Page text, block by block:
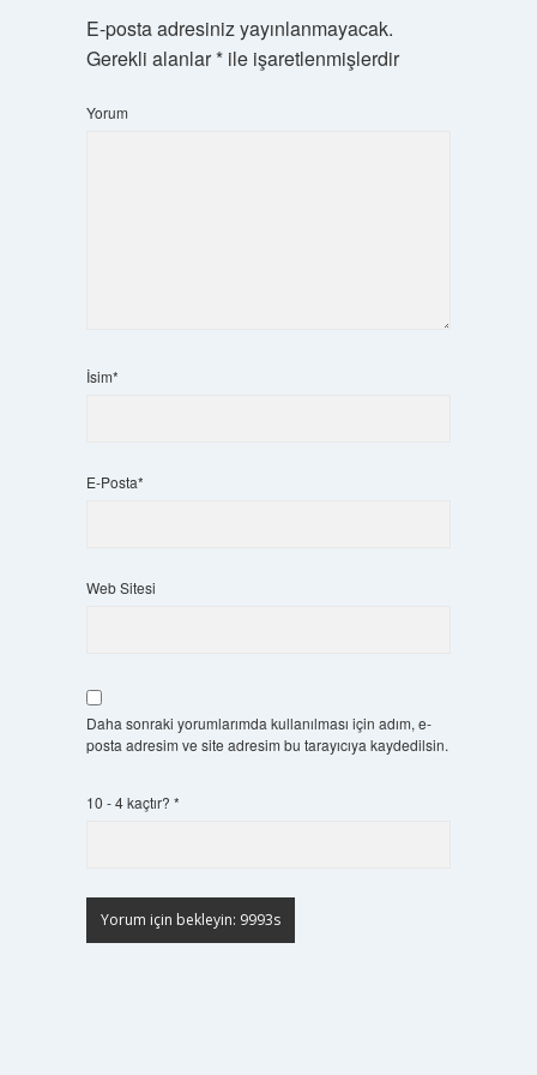
E-posta adresiniz yayınlanmayacak.
Gerekli alanlar*ile işaretlenmişlerdir
Yorum
İsim*
E-Posta*
Web Sitesi
Daha sonraki yorumlarımda kullanılması için adım, e-
posta adresim ve site adresim bu tarayıcıya kaydedilsin.
10 - 4 kaçtır? *